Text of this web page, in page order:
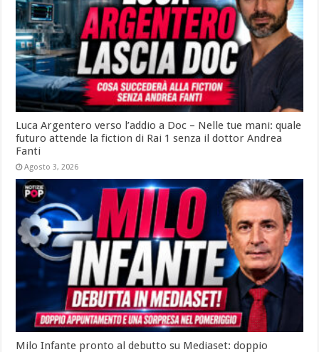
Luca Argentero verso l’addio a Doc – Nelle tue mani: quale
futuro attende la fiction di Rai 1 senza il dottor Andrea
Fanti
Agosto 3, 2026
Milo Infante pronto al debutto su Mediaset: doppio